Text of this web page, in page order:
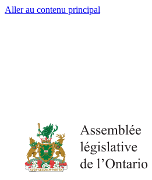
Aller au contenu principal